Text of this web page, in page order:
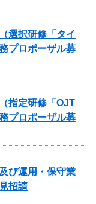
選択研修「タイ
プロポーザル募
指定研修「OJT
プロポーザル募
び運用・保守業
招請